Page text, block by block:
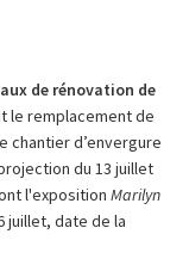
de rénovation de
le remplacement de
chantier d’envergure
du 13 juillet
l'exposition Marilyn
juillet, date de la